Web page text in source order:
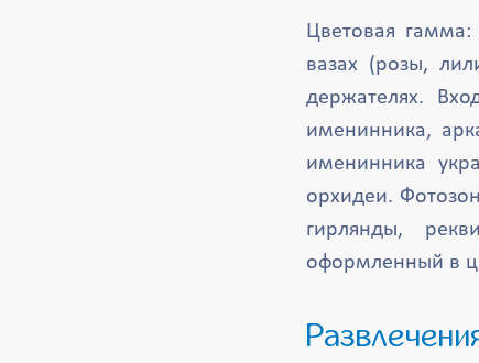
Цветовая
вазах (розы,
держателях.
именинника,
именинника
орхидеи.
гирлянды,
оформленный в